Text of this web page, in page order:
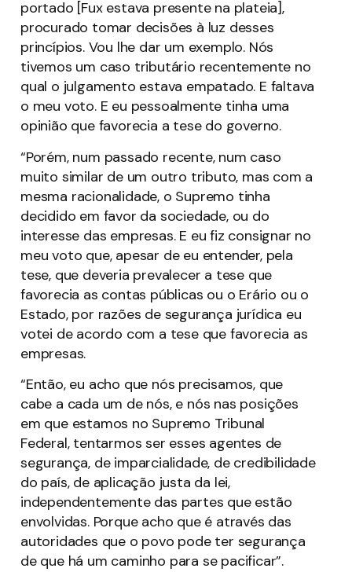
portado [Fux estava presente na plateia],
procurado tomar decisões à luz desses
princípios. Vou lhe dar um exemplo. Nós
tivemos um caso tributário recentemente no
qual o julgamento estava empatado. E faltava
o meu voto. E eu pessoalmente tinha uma
opinião que favorecia a tese do governo.
“Porém, num passado recente, num caso
muito similar de um outro tributo, mas com a
mesma racionalidade, o Supremo tinha
decidido em favor da sociedade, ou do
interesse das empresas. E eu fiz consignar no
meu voto que, apesar de eu entender, pela
tese, que deveria prevalecer a tese que
favorecia as contas públicas ou o Erário ou o
Estado, por razões de segurança jurídica eu
votei de acordo com a tese que favorecia as
empresas.
“Então, eu acho que nós precisamos, que
cabe a cada um de nós, e nós nas posições
em que estamos no Supremo Tribunal
Federal, tentarmos ser esses agentes de
segurança, de imparcialidade, de credibilidade
do país, de aplicação justa da lei,
independentemente das partes que estão
envolvidas. Porque acho que é através das
autoridades que o povo pode ter segurança
de que há um caminho para se pacificar”.